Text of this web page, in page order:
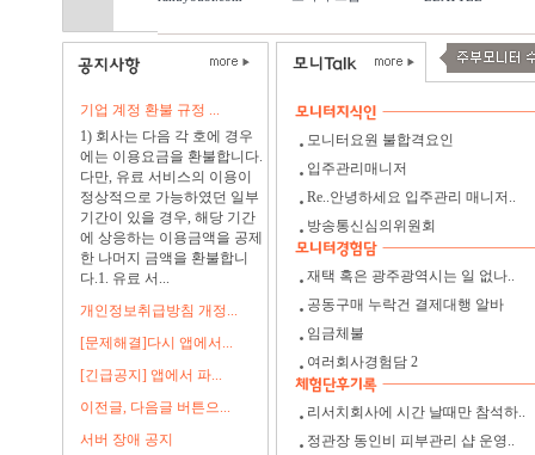
기업 계정 환불 규정 ...
1) 회사는 다음 각 호에 경우
에는 이용요금을 환불합니다.
다만, 유료 서비스의 이용이
정상적으로 가능하였던 일부
기간이 있을 경우, 해당 기간
에 상응하는 이용금액을 공제
한 나머지 금액을 환불합니
다.1. 유료 서...
개인정보취급방침 개정...
[문제해결]다시 앱에서...
[긴급공지] 앱에서 파...
이전글, 다음글 버튼으...
서버 장애 공지
모니터요원 불합격요인
입주관리매니저
Re..안녕하세요 입주관리 매니저..
방송통신심의위원회
재택 혹은 광주광역시는 일 없나..
공동구매 누락건 결제대행 알바
임금체불
여러회사경험담 2
리서치회사에 시간 날때만 참석하..
정관장 동인비 피부관리 샵 운영..